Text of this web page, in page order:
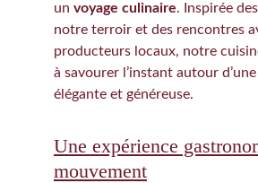
un voyage culinaire. Inspirée
notre terroir et des rencontres
producteurs locaux, notre
à savourer l’instant autour
élégante et généreuse.
Une expérience
mouvement